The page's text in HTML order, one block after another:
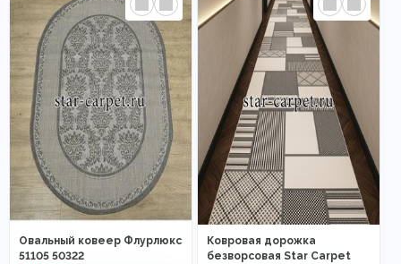
Овальный ковеер Флурлюкс
51105 50322
Ковровая дорожка
безворсовая Star Carpet